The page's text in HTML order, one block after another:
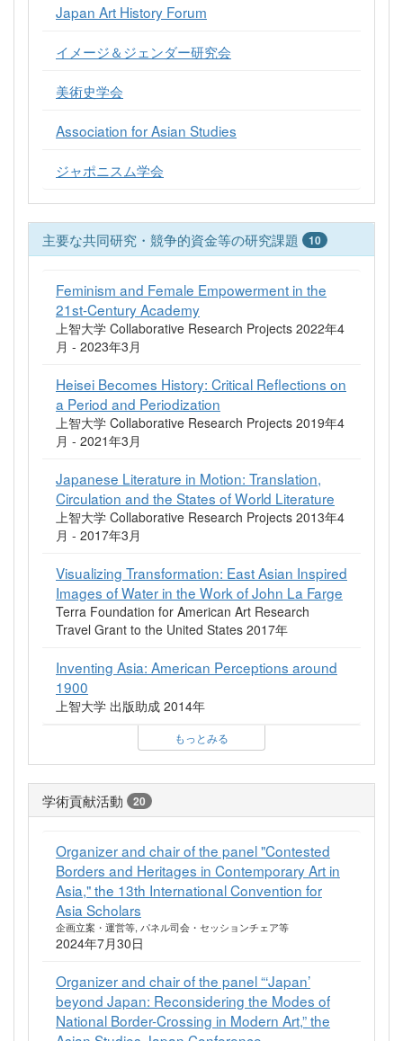
Japan Art History Forum
イメージ＆ジェンダー研究会
美術史学会
Association for Asian Studies
ジャポニスム学会
主要な共同研究・競争的資金等の研究課題 10
Feminism and Female Empowerment in the
21st-Century Academy
上智大学 Collaborative Research Projects 2022年4
月 - 2023年3月
Heisei Becomes History: Critical Reflections on
a Period and Periodization
上智大学 Collaborative Research Projects 2019年4
月 - 2021年3月
Japanese Literature in Motion: Translation,
Circulation and the States of World Literature
上智大学 Collaborative Research Projects 2013年4
月 - 2017年3月
Visualizing Transformation: East Asian Inspired
Images of Water in the Work of John La Farge
Terra Foundation for American Art Research
Travel Grant to the United States 2017年
Inventing Asia: American Perceptions around
1900
上智大学 出版助成 2014年
もっとみる
学術貢献活動 20
Organizer and chair of the panel "Contested
Borders and Heritages in Contemporary Art in
Asia," the 13th International Convention for
Asia Scholars
企画立案・運営等, パネル司会・セッションチェア等
2024年7月30日
Organizer and chair of the panel “‘Japan’
beyond Japan: Reconsidering the Modes of
National Border-Crossing in Modern Art,” the